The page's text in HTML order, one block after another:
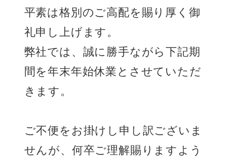
平素は格別のご高配を賜り厚く御
礼申し上げます。
弊社では、誠に勝手ながら下記期
間を年末年始休業とさせていただ
きます。
ご不便をお掛けし申し訳ございま
せんが、何卒ご理解賜りますよう